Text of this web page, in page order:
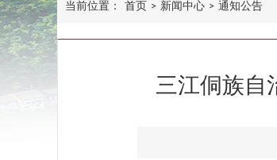
当前位置： 首页 > 新闻中心 > 通知公告
三江侗族自